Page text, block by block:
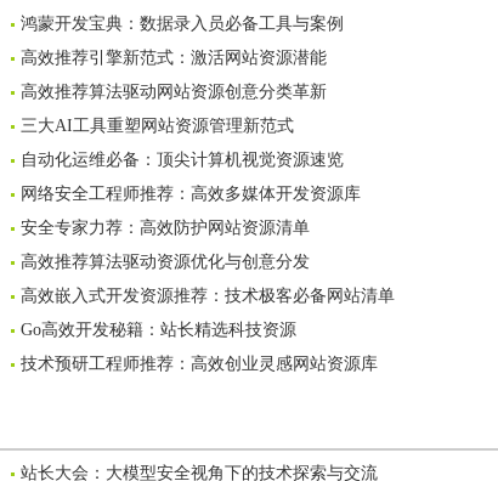
鸿蒙开发宝典：数据录入员必备工具与案例
高效推荐引擎新范式：激活网站资源潜能
高效推荐算法驱动网站资源创意分类革新
三大AI工具重塑网站资源管理新范式
自动化运维必备：顶尖计算机视觉资源速览
网络安全工程师推荐：高效多媒体开发资源库
安全专家力荐：高效防护网站资源清单
高效推荐算法驱动资源优化与创意分发
高效嵌入式开发资源推荐：技术极客必备网站清单
Go高效开发秘籍：站长精选科技资源
技术预研工程师推荐：高效创业灵感网站资源库
站长大会：大模型安全视角下的技术探索与交流